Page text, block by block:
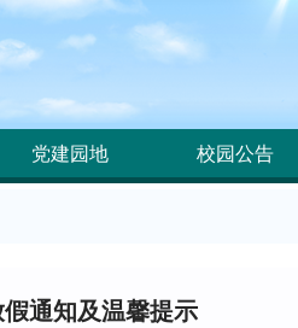
党建园地 校园公告
通知及温馨提示